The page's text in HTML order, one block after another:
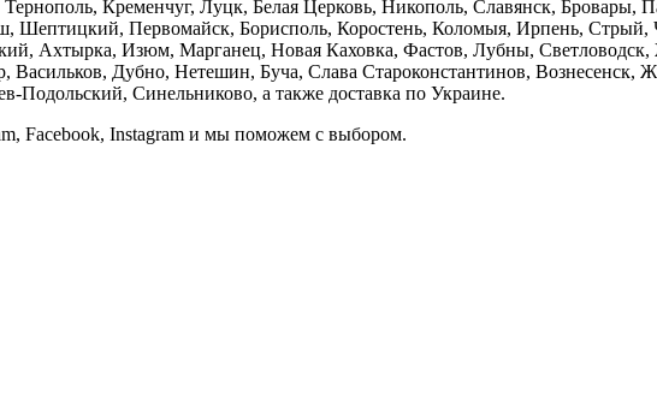
Кременчуг, Луцк, Белая Церковь, Никополь, Славянск, Бровары,
Первомайск, Борисполь, Коростень, Коломыя, Ирпень, Стрый,
Ахтырка, Изюм, Марганец, Новая Каховка, Фастов, Лубны,
Дубно, Нетешин, Буча, Слава Староконстантинов, Вознесенск,
Синельниково, а также доставка по Украине.
Facebook, Instagram и мы поможем с выбором.